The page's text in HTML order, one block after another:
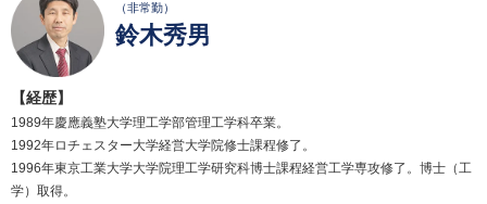
（非常勤）
鈴木秀男
【経歴】
1989年慶應義塾大学理工学部管理工学科卒業。
1992年ロチェスター大学経営大学院修士課程修了。
1996年東京工業大学大学院理工学研究科博士課程経営工学専攻修了。博士（工
学）取得。